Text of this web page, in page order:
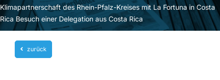
Themen
Blog
Unternehmen
Klimapartnerschaft des Rhein-Pfalz-Kreises mit La Fortuna in Costa
Rica Besuch einer Delegation aus Costa Rica
zurück